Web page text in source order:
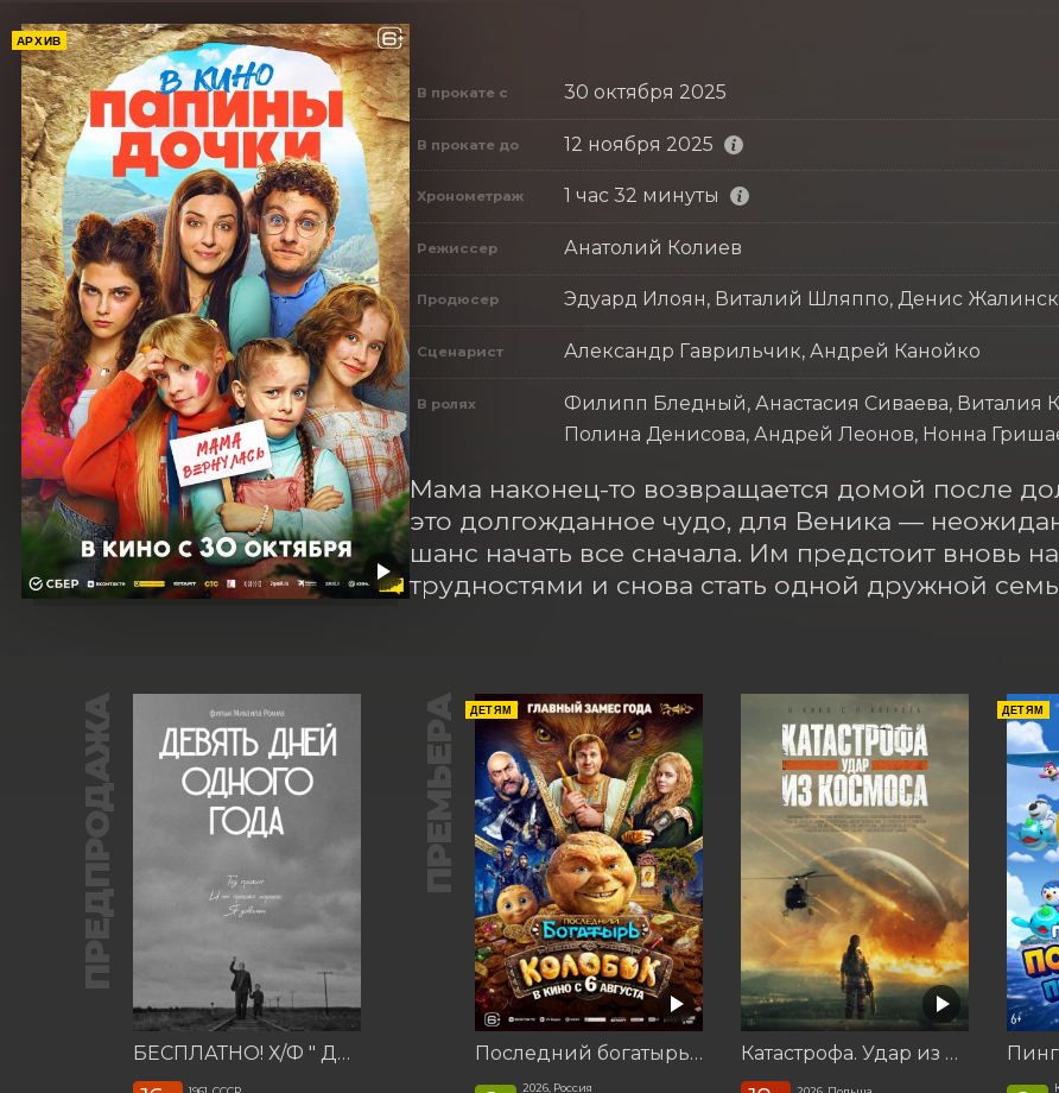
АРХИВ
В прокате с 30 октября 2025
В прокате до 12 ноября 2025
Хронометраж 1 час 32 минуты
Режиссер Анатолий Колиев
Продюсер Эдуард Илоян, Виталий Шляппо, Денис
Сценарист Александр Гаврильчик, Андрей Канойко
В ролях
Филипп Бледный, Анастасия Сиваева, Виталия
Полина Денисова, Андрей Леонов, Нонна
Мама наконец-то возвращается домой после
это долгожданное чудо, для Веника —
шанс начать все сначала. Им предстоит вновь
трудностями и снова стать одной дружной
ПРЕДПРОДАЖА
БЕСПЛАТНО! Х/Ф " Девять дней одного года"
ПРЕМЬЕРА ДЕТЯМ
Последний богатырь. Колобок
2026, Россия
Катастрофа. Удар из космоса
ДЕТЯМ